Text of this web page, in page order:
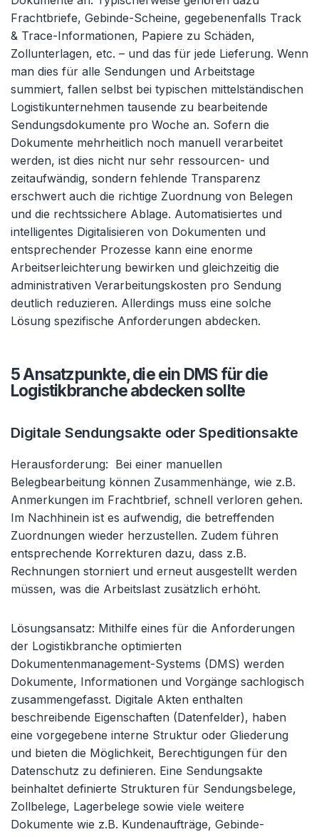
Frachtbriefe, Gebinde-Scheine, gegebenenfalls Track
& Trace-Informationen, Papiere zu Schäden,
Zollunterlagen, etc. – und das für jede Lieferung. Wenn
man dies für alle Sendungen und Arbeitstage
summiert, fallen selbst bei typischen mittelständischen
Logistikunternehmen tausende zu bearbeitende
Sendungsdokumente pro Woche an. Sofern die
Dokumente mehrheitlich noch manuell verarbeitet
werden, ist dies nicht nur sehr ressourcen- und
zeitaufwändig, sondern fehlende Transparenz
erschwert auch die richtige Zuordnung von Belegen
und die rechtssichere Ablage. Automatisiertes und
intelligentes Digitalisieren von Dokumenten und
entsprechender Prozesse kann eine enorme
Arbeitserleichterung bewirken und gleichzeitig die
administrativen Verarbeitungskosten pro Sendung
deutlich reduzieren. Allerdings muss eine solche
Lösung spezifische Anforderungen abdecken.
5 Ansatzpunkte, die ein DMS für die
Logistikbranche abdecken sollte
Digitale Sendungsakte oder Speditionsakte
Herausforderung: Bei einer manuellen
Belegbearbeitung können Zusammenhänge, wie z.B.
Anmerkungen im Frachtbrief, schnell verloren gehen.
Im Nachhinein ist es aufwendig, die betreffenden
Zuordnungen wieder herzustellen. Zudem führen
entsprechende Korrekturen dazu, dass z.B.
Rechnungen storniert und erneut ausgestellt werden
müssen, was die Arbeitslast zusätzlich erhöht.
Lösungsansatz: Mithilfe eines für die Anforderungen
der Logistikbranche optimierten
Dokumentenmanagement-Systems (DMS) werden
Dokumente, Informationen und Vorgänge sachlogisch
zusammengefasst. Digitale Akten enthalten
beschreibende Eigenschaften (Datenfelder), haben
eine vorgegebene interne Struktur oder Gliederung
und bieten die Möglichkeit, Berechtigungen für den
Datenschutz zu definieren. Eine Sendungsakte
beinhaltet definierte Strukturen für Sendungsbelege,
Zollbelege, Lagerbelege sowie viele weitere
Dokumente wie z.B. Kundenaufträge, Gebinde-